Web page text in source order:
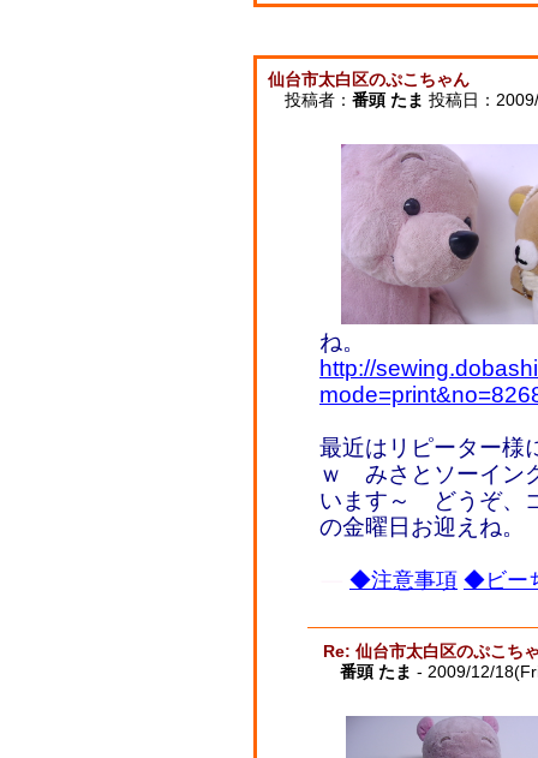
仙台市太白区のぷこちゃん
投稿者： 番頭 たま 投稿日：
ね。
http://
最近はリピーター様
ｗ みさとソーイン
います～ どうぞ、
の金曜日お迎えね。
◆注意事項 ◆ビー
Re: 仙台市太白区のぷこち
番頭 たま - 2009/12/